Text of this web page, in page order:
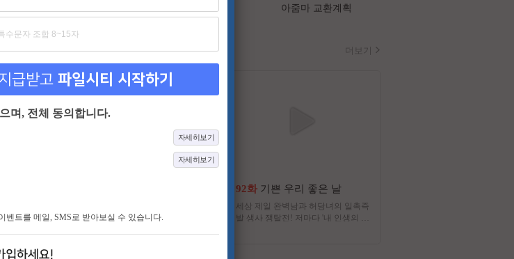
아줌마 교환계획
더보기
'을
공유
트로
좋아하는 한국으로! 한국에 친구가
92화 기쁜 우리 좋은 날
세상 제일 완벽남과 허당녀의 일촉즉
발 생사 쟁탈전! 저마다 '내 인생의 주
급받고 파일시티 시작하기
며, 전체 동의합니다.
자세히보기
자세히보기
벤트를 메일, SMS로 받아보실 수 있습니다.